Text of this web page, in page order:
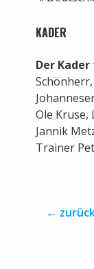
KADER
Der
Ole Kruse,
Jannik
Trainer
←